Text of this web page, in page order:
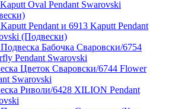
Oval Pendant Swarovski
Pendant и 6913 Kaputt Pendant
(Подвески)
Бабочка Сваровски/6754
Pendant Swarovski
Цветок Сваровски/6744 Flower
Swarovski
Риволи/6428 XILION Pendant